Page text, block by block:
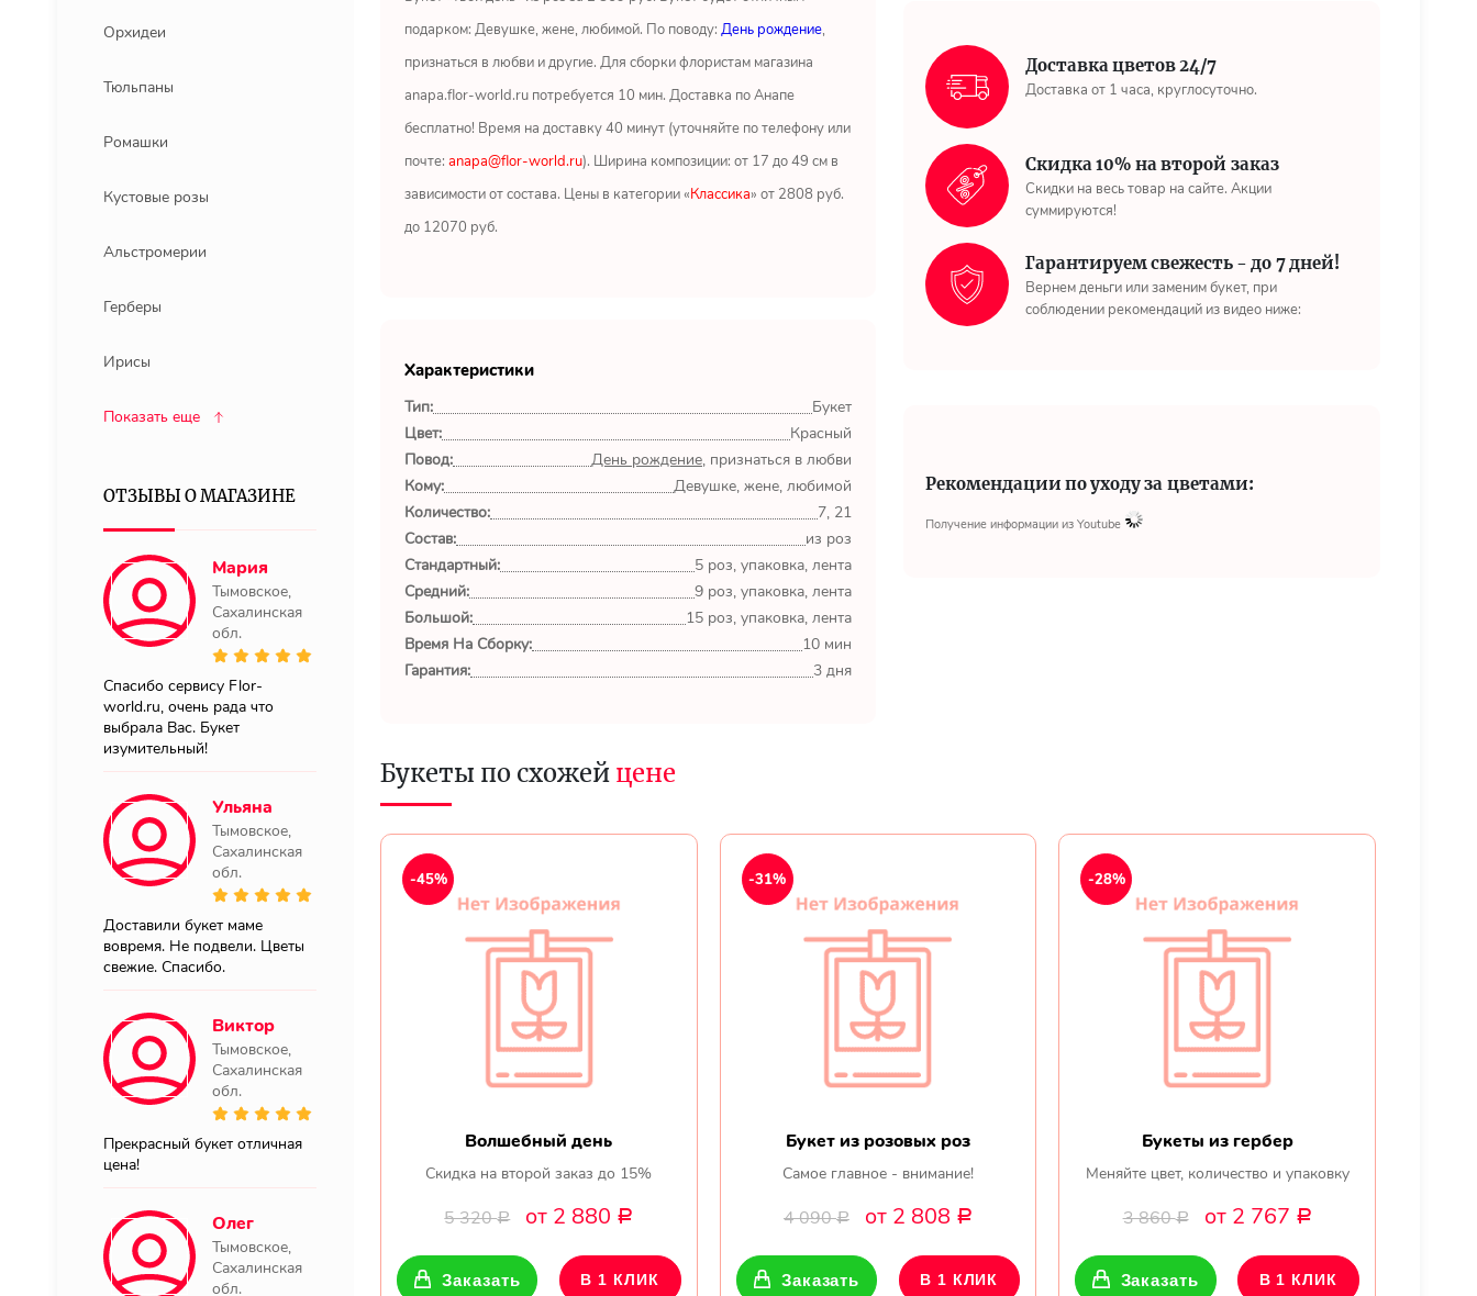
Орхидеи
Тюльпаны
Ромашки
Кустовые розы
Альстромерии
Герберы
Ирисы
Показать еще
ОТЗЫВЫ О МАГАЗИНЕ
Мария
Тымовское,
Сахалинская
обл.
Спасибо сервису Flor-
world.ru, очень рада что
выбрала Вас. Букет
изумительный!
Ульяна
Тымовское,
Сахалинская
обл.
Доставили букет маме
вовремя. Не подвели. Цветы
свежие. Спасибо.
Виктор
Тымовское,
Сахалинская
обл.
Прекрасный букет отличная
цена!
Олег
Тымовское,
Сахалинская
обл.
подарком: Девушке, жене, любимой. По поводу: День рождение,
признаться в любви и другие. Для сборки флористам магазина
anapa.flor-world.ru потребуется 10 мин. Доставка по Анапе
бесплатно! Время на доставку 40 минут (уточняйте по телефону или
почте: anapa@flor-world.ru). Ширина композиции: от 17 до 49 см в
зависимости от состава. Цены в категории «Классика» от 2808 руб.
до 12070 руб.
Характеристики
Тип:
Букет
Цвет:
Красный
Повод:
День рождение, признаться в любви
Кому:
Девушке, жене, любимой
Количество:
7, 21
Состав:
из роз
Стандартный:
5 роз, упаковка, лента
Средний:
9 роз, упаковка, лента
Большой:
15 роз, упаковка, лента
Время На Сборку:
10 мин
Гарантия:
3 дня
Доставка цветов 24/7
Доставка от 1 часа, круглосуточно.
Скидка 10% на второй заказ
Скидки на весь товар на сайте. Акции
суммируются!
Гарантируем свежесть - до 7 дней!
Вернем деньги или заменим букет, при
соблюдении рекомендаций из видео ниже:
Рекомендации по уходу за цветами:
Получение информации из Youtube
Букеты по схожей цене
Волшебный день
Скидка на второй заказ до 15%
5 320Р от 2 880 Р
-45%
Заказать В 1 КЛИК
Букет из розовых роз
Самое главное - внимание!
4 090Р от 2 808 Р
-31%
Заказать В 1 КЛИК
Букеты из гербер
Меняйте цвет, количество и упаковку
3 860Р от 2 767 Р
-28%
Заказать В 1 КЛИК